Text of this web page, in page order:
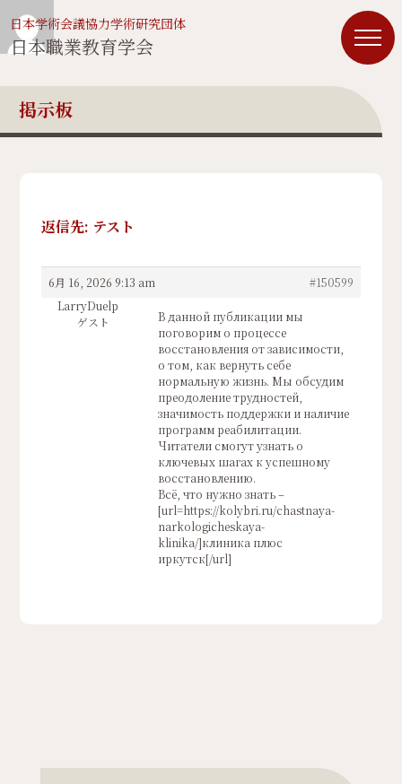
日本学術会議協力学術研究団体
日本職業教育学会
掲示板
返信先: テスト
6月 16, 2026 9:13 am
#150599
LarryDuelp
ゲスト
В данной публикации мы
поговорим о процессе
восстановления от зависимости,
о том, как вернуть себе
нормальную жизнь. Мы обсудим
преодоление трудностей,
значимость поддержки и наличие
программ реабилитации.
Читатели смогут узнать о
ключевых шагах к успешному
восстановлению.
Всё, что нужно знать –
[url=https://kolybri.ru/chastnaya-
narkologicheskaya-
klinika/]клиника плюс
иркутск[/url]